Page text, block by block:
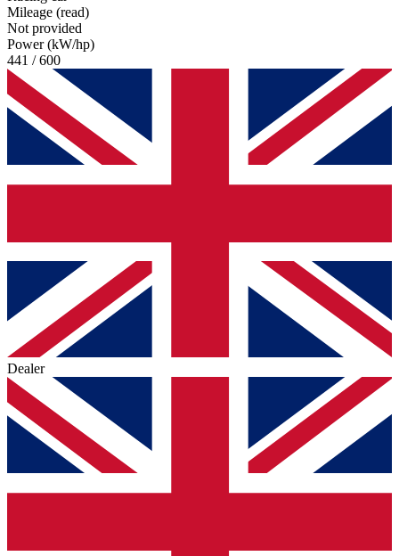
Mileage (read)
Not provided
Power (kW/hp)
441 / 600
Dealer